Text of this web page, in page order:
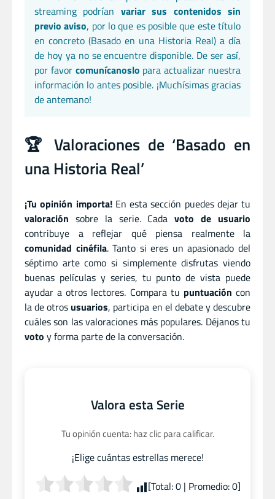
streaming podrían variar sus contenidos sin
previo aviso, por lo que es posible que este título
en concreto (Basado en una Historia Real) a día
de hoy ya no se encuentre disponible. De ser así,
por favor comunícanoslo para actualizar nuestra
información lo antes posible. ¡Muchísimas gracias
de antemano!
🏆 Valoraciones de ‘Basado en
una Historia Real’
¡Tu opinión importa!En esta sección puedes dejar tu
valoración sobre la serie. Cadavoto de usuario
contribuye a reflejar qué piensa realmente la
comunidad cinéfila. Tanto si eres un apasionado del
séptimo arte como si simplemente disfrutas viendo
buenas películas y series, tu punto de vista puede
ayudar a otros lectores. Compara tu puntuación con
la de otros usuarios, participa en el debate y descubre
cuáles son las valoraciones más populares. Déjanos tu
voto y forma parte de la conversación.
Valora esta Serie
Tu opinión cuenta: haz clic para calificar.
¡Elige cuántas estrellas merece!
[Total:0| Promedio:0]